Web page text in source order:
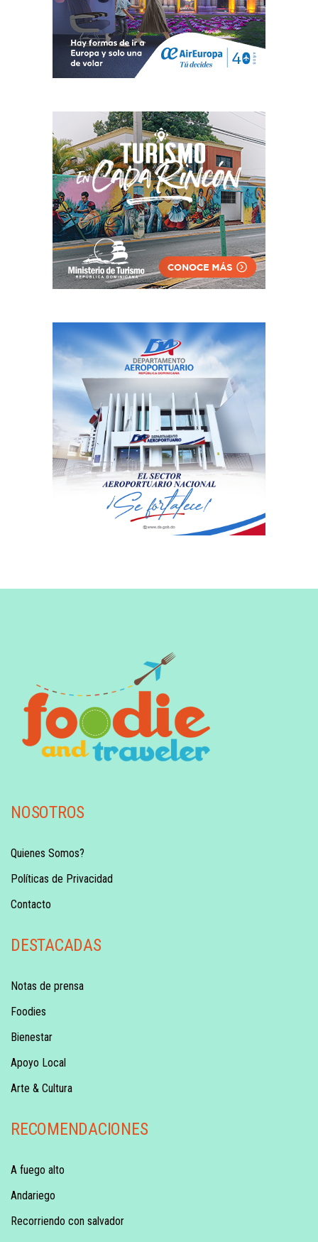
NOSOTROS
Quienes Somos?
Políticas de Privacidad
Contacto
DESTACADAS
Notas de prensa
Foodies
Bienestar
Apoyo Local
Arte & Cultura
RECOMENDACIONES
A fuego alto
Andariego
Recorriendo con salvador